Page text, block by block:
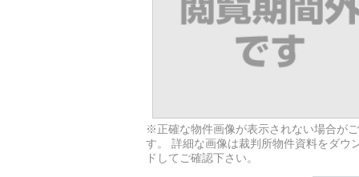
※正確な物件画像が表示されない場合が
す。 詳細な画像は裁判所物件資料をダウ
ドしてご確認下さい。